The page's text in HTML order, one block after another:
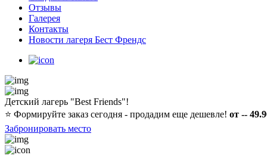
Отзывы
Галерея
Контакты
Новости лагеря Бест Френдс
Детский лагерь "Best Friends"!
⭐️ Формируйте заказ сегодня - продадим еще дешевле! от --
Забронировать место